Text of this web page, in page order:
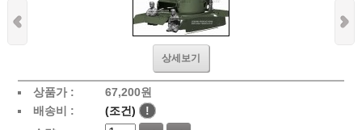
상세보기
상품가 : 67,200원
배송비 :
(조건)
!